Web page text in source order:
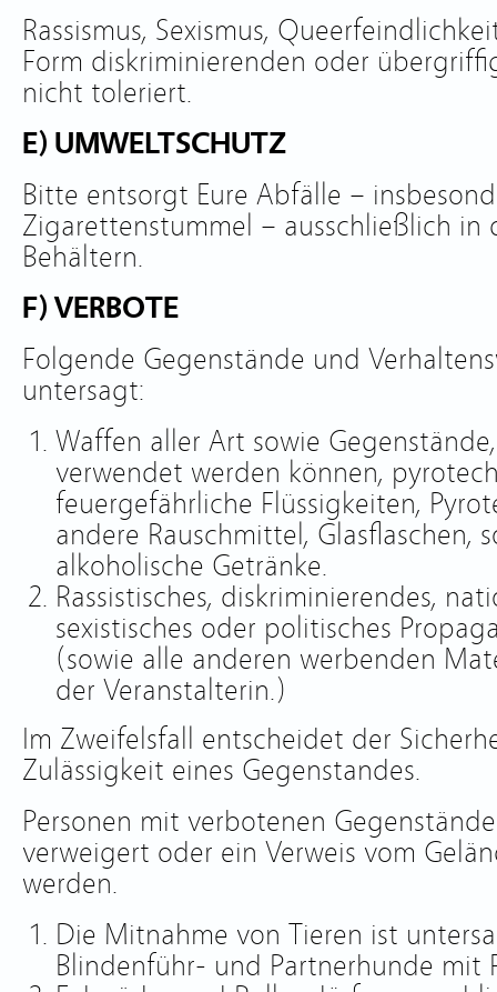
Rassismus, Sexismus,
Form diskriminierenden oder
nicht toleriert.
E) UMWELTSCHUTZ
Bitte entsorgt Eure Abfälle –
Zigarettenstummel – ausschließlich in
Behältern.
F) VERBOTE
Folgende Gegenstände und
untersagt:
Waffen aller Art sowie
verwendet werden können,
feuergefährliche Flüssigkeiten,
andere Rauschmittel, Glasflaschen,
alkoholische Getränke.
Rassistisches, diskriminierendes,
sexistisches oder politisches
(sowie alle anderen werbenden
der Veranstalterin.)
Im Zweifelsfall entscheidet der
Zulässigkeit eines Gegenstandes.
Personen mit verbotenen
verweigert oder ein Verweis vom
werden.
Die Mitnahme von Tieren ist
Blindenführ- und Partnerhunde mit